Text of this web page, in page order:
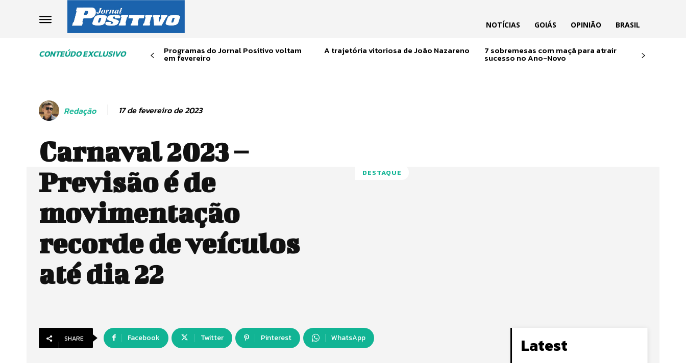
NOTÍCIAS GOIÁS OPINIÃO BRASIL
CONTEÚDO EXCLUSIVO Programas do Jornal Positivo voltam
em fevereiro
A trajetória vitoriosa de João Nazareno 7 sobremesas com maçã para atrair
sucesso no Ano-Novo
Redação 17 de fevereiro de 2023
Carnaval 2023 –
Previsão é de
movimentação
recorde de veículos
até dia 22
DESTAQUE
SHARE Facebook Twitter Pinterest WhatsApp Latest